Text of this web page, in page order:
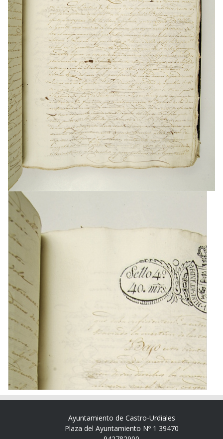
Ayuntamiento de Castro-Urdiales
Plaza del Ayuntamiento Nº 1 39470